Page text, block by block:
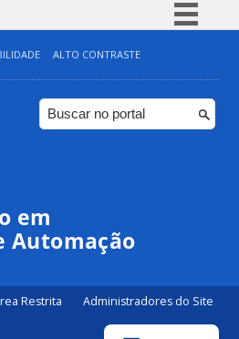
Simplifique!
Comunica BR
Participe
ALTO CONTRASTE
em
Automação
Restrita Administradores do Site